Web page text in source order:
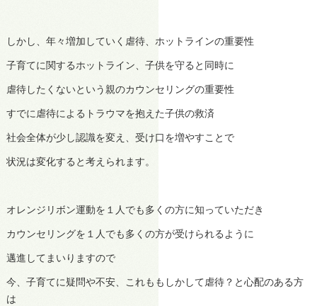
しかし、年々増加していく虐待、ホットラインの重要性
子育てに関するホットライン、子供を守ると同時に
虐待したくないという親のカウンセリングの重要性
すでに虐待によるトラウマを抱えた子供の救済
社会全体が少し認識を変え、受け口を増やすことで
状況は変化すると考えられます。
オレンジリボン運動を１人でも多くの方に知っていただき
カウンセリングを１人でも多くの方が受けられるように
邁進してまいりますので
今、子育てに疑問や不安、これももしかして虐待？と心配のある方
は